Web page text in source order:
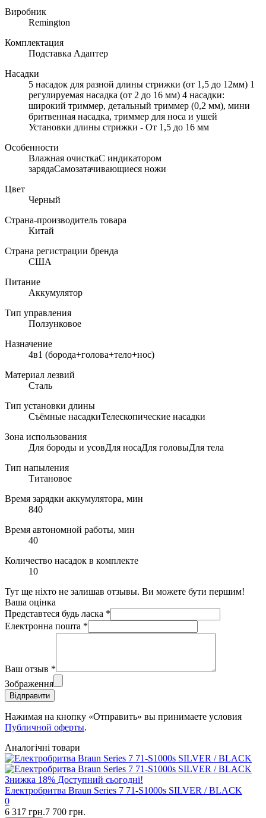
Виробник
Remington
Комплектация
Подставка Адаптер
Насадки
5 насадoк для разной длины стрижки (от 1,5 до 12мм) 1
регулируемая насадка (от 2 до 16 мм) 4 насадки:
широкий триммер, детальный триммер (0,2 мм), мини
бритвенная насадка, триммер для носа и ушей
Установки длины стрижки - От 1,5 до 16 мм
Особенности
Влажная очисткаС индикатором
зарядаСамозатачивающиеся ножи
Цвет
Черный
Страна-производитель товара
Китай
Страна регистрации бренда
США
Питание
Аккумулятор
Тип управления
Ползунковое
Назначение
4в1 (борода+голова+тело+нос)
Материал лезвий
Сталь
Тип установки длины
Съёмные насадкиТелескопические насадки
Зона использования
Для бороды и усовДля носаДля головыДля тела
Тип напыления
Титановое
Время зарядки аккумулятора, мин
840
Время автономной работы, мин
40
Количество насадок в комплекте
10
Тут ще ніхто не залишав отзывы. Ви можете бути першим!
Ваша оцінка
Представтеся будь ласка *
Електронна пошта *
Ваш отзыв *
Зображення
Відправити
Нажимая на кнопку «Отправить» вы принимаете условия
Публичной оферты.
Аналогічні товари
Знижка 18% Доступний сьогодні!
Електробритва Braun Series 7 71-S1000s SILVER / BLACK
0
6 317 грн.7 700 грн.